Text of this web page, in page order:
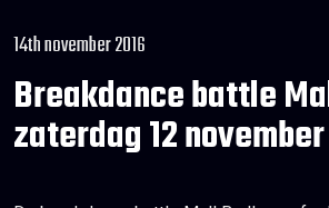
14th november 2016
Breakdance battle
zaterdag 12 november